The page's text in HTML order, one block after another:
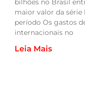
bilhões no Brasil
maior valor da série
período Os gastos
internacionais no
Leia Mais